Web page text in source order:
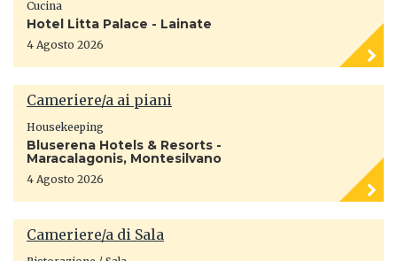
Cucina
Hotel Litta Palace - Lainate
4 Agosto 2026
Cameriere/a ai piani
Housekeeping
Bluserena Hotels & Resorts -
Maracalagonis, Montesilvano
4 Agosto 2026
Cameriere/a di Sala